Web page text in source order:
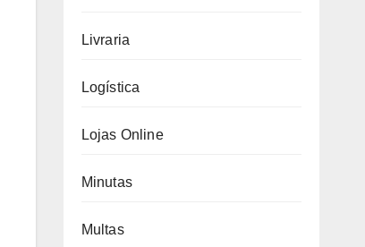
Livraria
Logística
Lojas Online
Minutas
Multas